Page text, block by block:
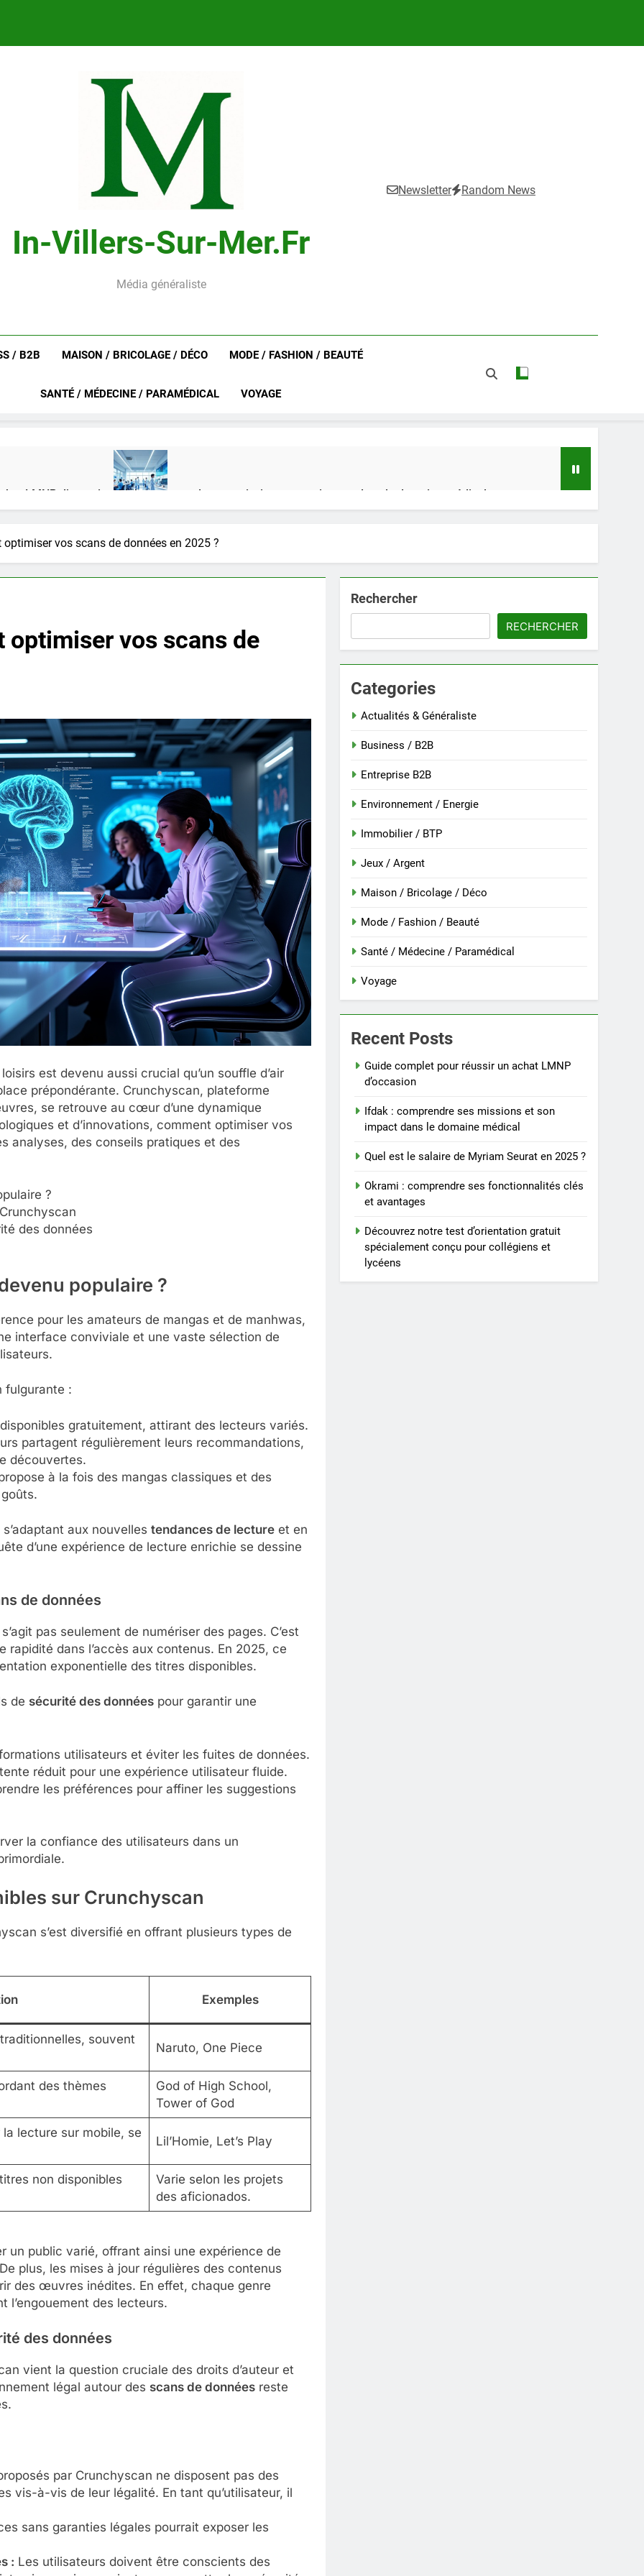
In-Villers-Sur-Mer.fr
Média généraliste
Newsletter Random News
/ B2B MAISON / BRICOLAGE / DÉCO MODE / FASHION / BEAUTÉ
SANTÉ / MÉDECINE / PARAMÉDICAL VOYAGE
LMNP d’occasion Ifdak : comprendre ses missions et son impact dans le domaine médical
4 Mois Ago
en 2025 ?Okrami : comprendre ses fonctionnalités clés et avantages
4 Mois Ago
gratuit spécialement conçu pour collégiens et lycéens
à connaître en 2025
5 Mois Ago
gunnii pour votre jardin
plainte : comprendre les seuils à connaître
le jardin sans monticule apparaissent et comment les traiter
vos scans de données en 2025 ?
optimiser vos scans de
est devenu aussi crucial qu’un souffle d’air
prépondérante. Crunchyscan, plateforme
se retrouve au cœur d’une dynamique
et d’innovations, comment optimiser vos
analyses, des conseils pratiques et des
?
des données
populaire ?
pour les amateurs de mangas et de manhwas,
interface conviviale et une vaste sélection de
fulgurante :
gratuitement, attirant des lecteurs variés.
partagent régulièrement leurs recommandations,
découvertes.
à la fois des mangas classiques et des
aux nouvelles tendances de lecture et en
d’une expérience de lecture enrichie se dessine
de données
pas seulement de numériser des pages. C’est
dans l’accès aux contenus. En 2025, ce
exponentielle des titres disponibles.
de sécurité des données pour garantir une
utilisateurs et éviter les fuites de données.
réduit pour une expérience utilisateur fluide.
les préférences pour affiner les suggestions
la confiance des utilisateurs dans un
sur Crunchyscan
s’est diversifié en offrant plusieurs types de
Exemples
souvent
Naruto, One Piece
des thèmes
God of High School,
Tower of God
lecture sur mobile, se
Lil’Homie, Let’s Play
non disponibles
Varie selon les projets
des aficionados.
un public varié, offrant ainsi une expérience de
plus, les mises à jour régulières des contenus
des œuvres inédites. En effet, chaque genre
l’engouement des lecteurs.
des données
vient la question cruciale des droits d’auteur et
légal autour des scans de données reste
par Crunchyscan ne disposent pas des
vis-à-vis de leur légalité. En tant qu’utilisateur, il
sans garanties légales pourrait exposer les
: Les utilisateurs doivent être conscients des
Rechercher
RECHERCHER
Categories
Actualités & Généraliste
Business / B2B
Entreprise B2B
Environnement / Energie
Immobilier / BTP
Jeux / Argent
Maison / Bricolage / Déco
Mode / Fashion / Beauté
Santé / Médecine / Paramédical
Voyage
Recent Posts
Guide complet pour réussir un achat LMNP
d’occasion
Ifdak : comprendre ses missions et son
impact dans le domaine médical
Quel est le salaire de Myriam Seurat en 2025 ?
Okrami : comprendre ses fonctionnalités clés
et avantages
Découvrez notre test d’orientation gratuit
spécialement conçu pour collégiens et
lycéens